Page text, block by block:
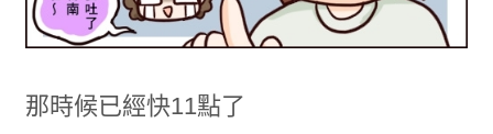
那時候已經快11點了